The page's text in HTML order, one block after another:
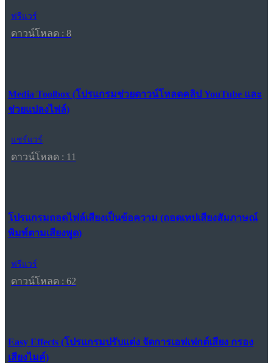
ฟรีแวร์
ดาวน์โหลด : 8
Media Toolbox (โปรแกรมช่วยดาวน์โหลดคลิป YouTube และ
ช่วยแปลงไฟล์)
แชร์แวร์
ดาวน์โหลด : 11
โปรแกรมถอดไฟล์เสียงเป็นข้อความ (ถอดเทปเสียงสัมภาษณ์
พิมพ์ตามเสียงพูด)
ฟรีแวร์
ดาวน์โหลด : 62
Easy Effects (โปรแกรมปรับแต่ง จัดการเอฟเฟกต์เสียง กรอง
เสียงไมค์)